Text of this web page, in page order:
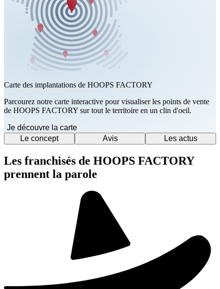
Carte des implantations de HOOPS FACTORY
Parcourez notre carte interactive pour visualiser les points de vente
de HOOPS FACTORY sur tout le territoire en un clin d'oeil.
Je découvre la carte
Le concept
Avis Les actus
Les franchisés de HOOPS FACTORY
prennent la parole